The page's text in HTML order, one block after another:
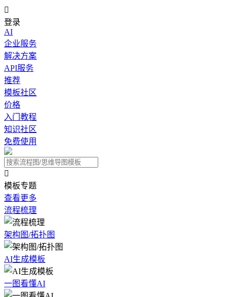

登录
AI
企业服务
解决方案
API服务
推荐
模板社区
价格
入门教程
知识社区
免费使用

模板专题
查看更多
流程梳理
架构图/拓扑图
AI生成模板
一图看懂AI